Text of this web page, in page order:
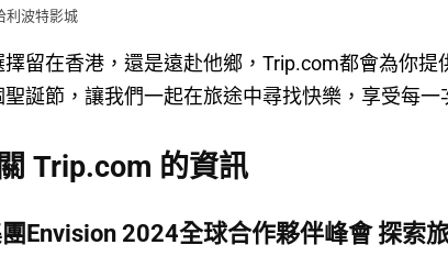
利波特影城
擇留在香港，還是遠赴他鄉，Trip.com都會為你
誕節，讓我們一起在旅途中尋找快樂，享受每一
Trip.com 的資訊
Envision 2024全球合作夥伴峰會 探索